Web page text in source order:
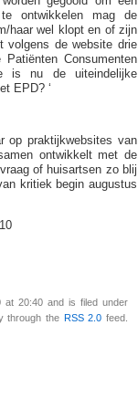
ontwikkelen mag de
haar wel klopt en of zijn
volgens de website drie
Consumenten
is nu de uiteindelijke
EPD? ‘
op praktijkwebsites van
ontwikkelt met de
of huisartsen zo blij
kritiek begin augustus
at 20:40 and is filed under
through the RSS 2.0 feed.